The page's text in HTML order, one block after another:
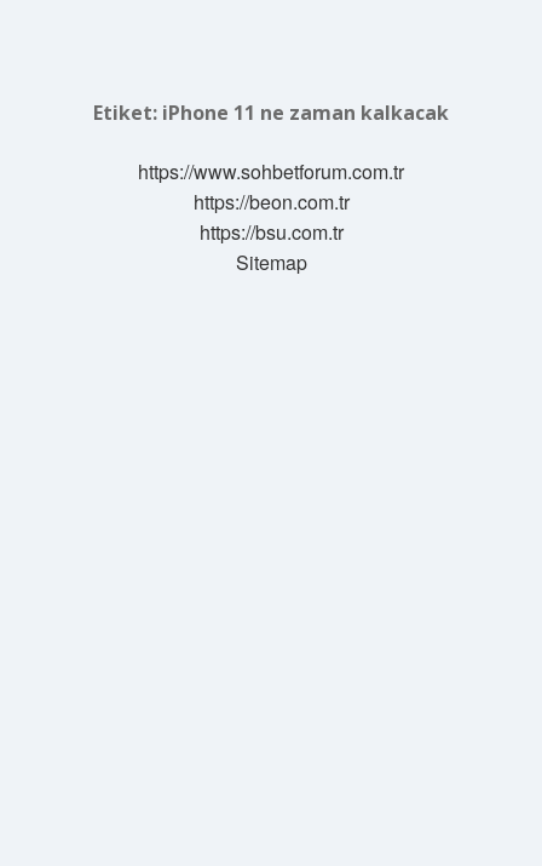
Etiket: iPhone 11 ne zaman kalkacak
https://www.sohbetforum.com.tr
https://beon.com.tr
https://bsu.com.tr
Sitemap